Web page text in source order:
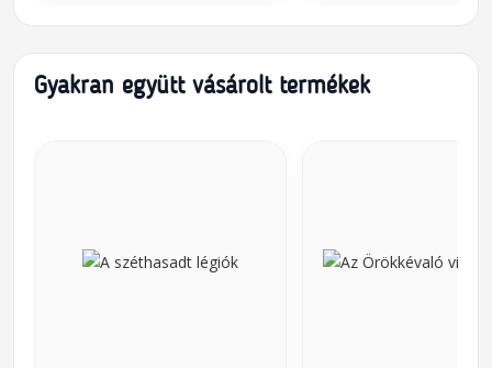
Gyakran együtt vásárolt termékek